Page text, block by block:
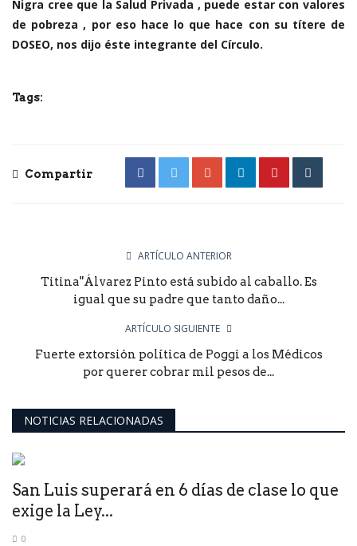
Nigra cree que la Salud Privada , puede estar con valores
de pobreza , por eso hace lo que hace con su títere de
DOSEO, nos dijo éste integrante del Círculo.
Tags:
Compartir
ARTÍCULO ANTERIOR
Titina"Álvarez Pinto está subido al caballo. Es
igual que su padre que tanto daño...
ARTÍCULO SIGUIENTE
Fuerte extorsión política de Poggi a los Médicos
por querer cobrar mil pesos de...
NOTICIAS RELACIONADAS
San Luis superará en 6 días de clase lo que
exige la Ley...
0